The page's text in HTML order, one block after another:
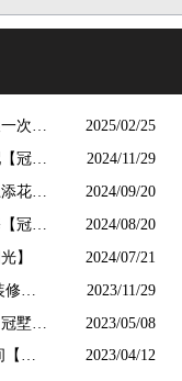
次用
2025/02/25
冠墅
2024/11/29
花
2024/09/20
冠墅
2024/08/20
】 2024/07/21
吗?
2023/11/29
墅阳
2023/05/08
2023/04/12